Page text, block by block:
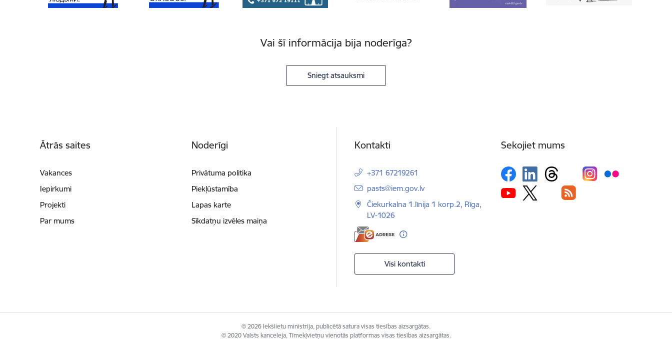
Vai šī informācija bija noderīga?
Sniegt atsauksmi
Ātrās saites
Vakances
Iepirkumi
Projekti
Par mums
Noderīgi
Privātuma politika
Piekļūstamība
Lapas karte
Sīkdatņu izvēles maiņa
Kontakti
+371 67219261
E-pasts:
pasts@iem.gov.lv
Čiekurkalna 1.līnija 1 korp.2, Rīga,
LV-1026
Visi kontakti
Sekojiet mums
© 2026 Iekšlietu ministrija, publicētā satura visas tiesības aizsargātas.
© 2020 Valsts kanceleja, Tīmekļvietņu vienotās platformas visas tiesības aizsargātas.